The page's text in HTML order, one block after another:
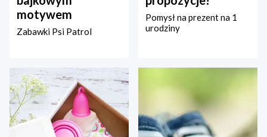
motywem
Zabawki Psi Patrol
Pomysł na prezent na 1
urodziny